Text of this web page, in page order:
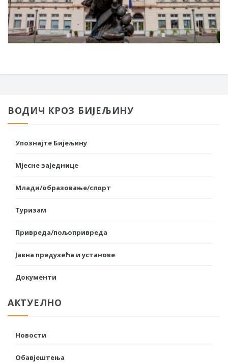
ВОДИЧ КРОЗ БИЈЕЉИНУ
Упознајте Бијељину
Мјесне заједнице
Млади/образовање/спорт
Туризам
Привреда/пољопривреда
Јавна предузећа и установе
Документи
АКТУЕЛНО
Новости
Обавјештења